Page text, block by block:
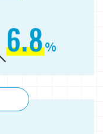
6.8%